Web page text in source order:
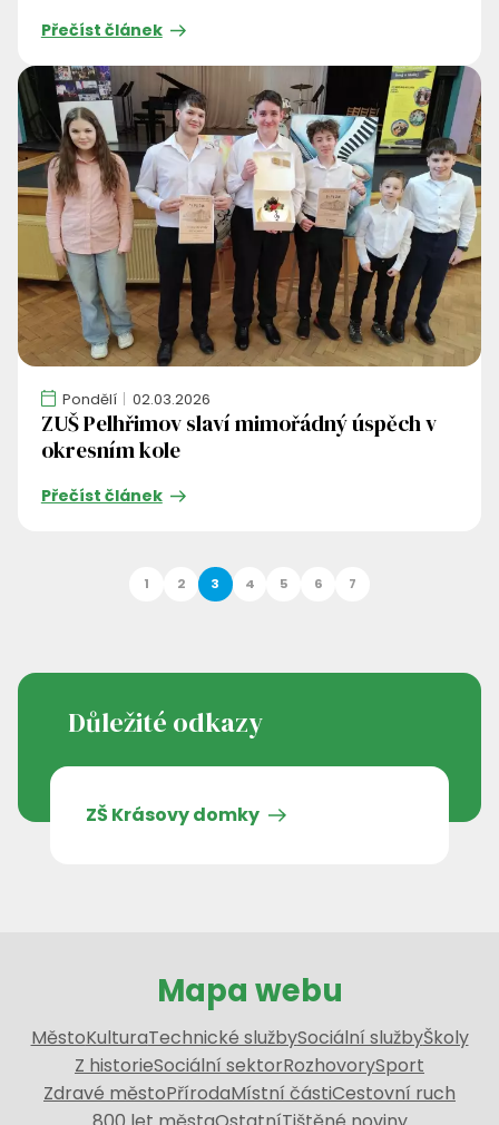
Přečíst článek
Pondělí 02.03.2026
ZUŠ Pelhřimov slaví mimořádný úspěch v
okresním kole
Přečíst článek
1 2 3 4 5 6 7
Důležité odkazy
ZŠ Krásovy domky
Mapa webu
MěstoKulturaTechnické službySociální službyŠkoly
Z historieSociální sektorRozhovorySport
Zdravé městoPřírodaMístní částiCestovní ruch